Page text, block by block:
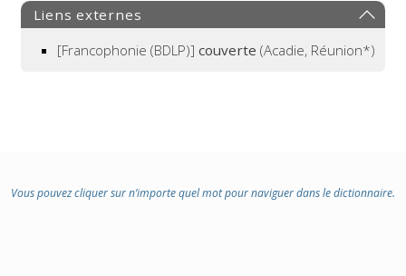
:
Liens externes
[Francophonie (BDLP)] couverte (Acadie, Réunion*)
Vous pouvez cliquer sur n’importe quel mot pour naviguer dans le dictionnaire.